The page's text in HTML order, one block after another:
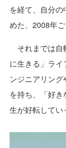
を経て、自分
めた、2008年
それまでは自
に生きる」ラ
ンジニアリン
を持ち、「好
生が好転してい